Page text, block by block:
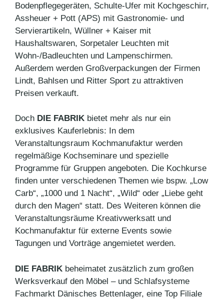
Bodenpflegegeräten, Schulte-Ufer mit Kochgeschirr,
Assheuer + Pott (APS) mit Gastronomie- und
Servierartikeln, Wüllner + Kaiser mit
Haushaltswaren, Sorpetaler Leuchten mit
Wohn-/Badleuchten und Lampenschirmen.
Außerdem werden Großverpackungen der Firmen
Lindt, Bahlsen und Ritter Sport zu attraktiven
Preisen verkauft.
Doch DIE FABRIK bietet mehr als nur ein
exklusives Kauferlebnis: In dem
Veranstaltungsraum Kochmanufaktur werden
regelmäßige Kochseminare und spezielle
Programme für Gruppen angeboten. Die Kochkurse
finden unter verschiedenen Themen wie bspw. „Low
Carb“, „1000 und 1 Nacht“, „Wild“ oder „Liebe geht
durch den Magen“ statt. Des Weiteren können die
Veranstaltungsräume Kreativwerksatt und
Kochmanufaktur für externe Events sowie
Tagungen und Vorträge angemietet werden.
DIE FABRIK beheimatet zusätzlich zum großen
Werksverkauf den Möbel – und Schlafsysteme
Fachmarkt Dänisches Bettenlager, eine Top Filiale